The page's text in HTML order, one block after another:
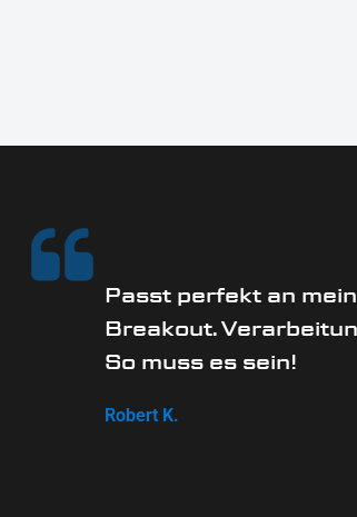
Passt perfekt an
Breakout.
So muss es sein!
Robert K.